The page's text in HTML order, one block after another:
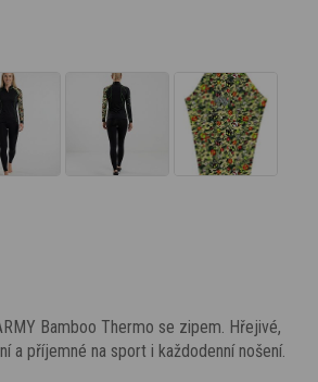
Bamboo Thermo se zipem. Hřejivé,
a příjemné na sport i každodenní nošení.